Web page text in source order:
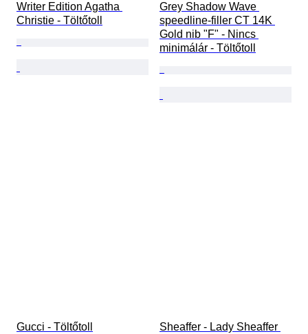
Writer Edition Agatha
Christie - Töltőtoll
Grey Shadow Wave
speedline-filler CT 14K
Gold nib "F" - Nincs
minimálár - Töltőtoll
Gucci - Töltőtoll
Sheaffer - Lady Sheaffer